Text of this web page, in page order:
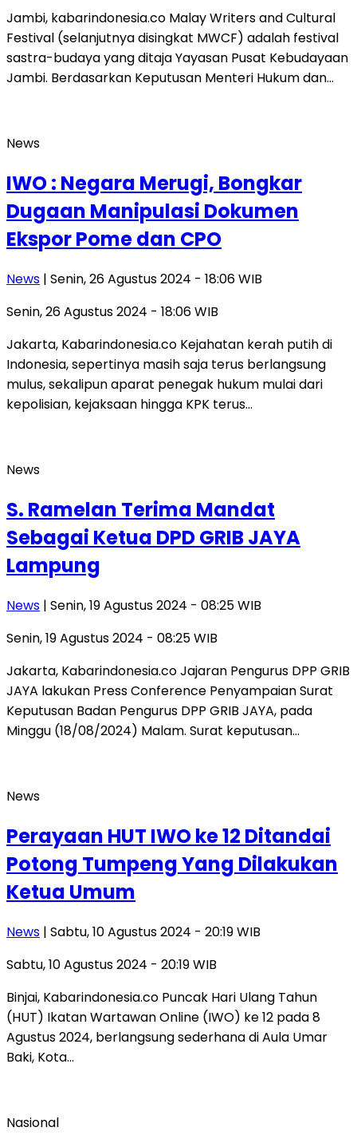
Jambi, kabarindonesia.co Malay Writers and Cultural
Festival (selanjutnya disingkat MWCF) adalah festival
sastra-budaya yang ditaja Yayasan Pusat Kebudayaan
Jambi. Berdasarkan Keputusan Menteri Hukum dan…
News
IWO : Negara Merugi, Bongkar
Dugaan Manipulasi Dokumen
Ekspor Pome dan CPO
News | Senin, 26 Agustus 2024 - 18:06 WIB
Senin, 26 Agustus 2024 - 18:06 WIB
Jakarta, Kabarindonesia.co Kejahatan kerah putih di
Indonesia, sepertinya masih saja terus berlangsung
mulus, sekalipun aparat penegak hukum mulai dari
kepolisian, kejaksaan hingga KPK terus…
News
S. Ramelan Terima Mandat
Sebagai Ketua DPD GRIB JAYA
Lampung
News | Senin, 19 Agustus 2024 - 08:25 WIB
Senin, 19 Agustus 2024 - 08:25 WIB
Jakarta, Kabarindonesia.co Jajaran Pengurus DPP GRIB
JAYA lakukan Press Conference Penyampaian Surat
Keputusan Badan Pengurus DPP GRIB JAYA, pada
Minggu (18/08/2024) Malam. Surat keputusan…
News
Perayaan HUT IWO ke 12 Ditandai
Potong Tumpeng Yang Dilakukan
Ketua Umum
News | Sabtu, 10 Agustus 2024 - 20:19 WIB
Sabtu, 10 Agustus 2024 - 20:19 WIB
Binjai, Kabarindonesia.co Puncak Hari Ulang Tahun
(HUT) Ikatan Wartawan Online (IWO) ke 12 pada 8
Agustus 2024, berlangsung sederhana di Aula Umar
Baki, Kota…
Nasional